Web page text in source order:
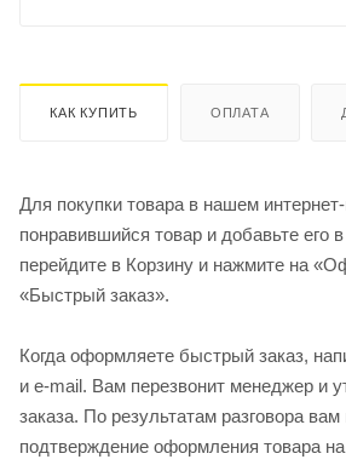
КАК КУПИТЬ ОПЛАТА
Для покупки товара в нашем
понравившийся товар и добавьте его
перейдите в Корзину и нажмите на
«Быстрый заказ».
Когда оформляете быстрый заказ,
и e-mail. Вам перезвонит менеджер и
заказа. По результатам разговора вам
подтверждение оформления товара